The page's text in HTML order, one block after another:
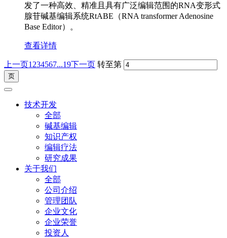
发了一种高效、精准且具有广泛编辑范围的RNA变形式
腺苷碱基编辑系统RtABE（RNA transformer Adenosine
Base Editor）。
查看详情
上一页1 234567...19下一页 转至第
技术开发
全部
碱基编辑
知识产权
编辑疗法
研究成果
关于我们
全部
公司介绍
管理团队
企业文化
企业荣誉
投资人